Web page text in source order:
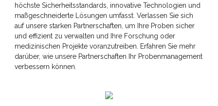
höchste Sicherheitsstandards, innovative Technologien und
maßgeschneiderte Lösungen umfasst. Verlassen Sie sich
auf unsere starken Partnerschaften, um Ihre Proben sicher
und effizient zu verwalten und Ihre Forschung oder
medizinischen Projekte voranzutreiben. Erfahren Sie mehr
darüber, wie unsere Partnerschaften Ihr Probenmanagement
verbessern können.